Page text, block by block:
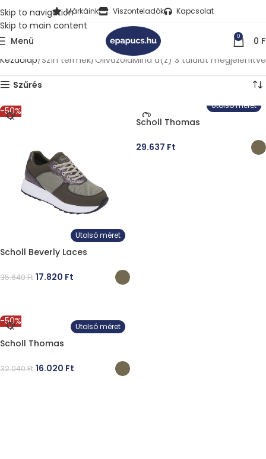
Skip to navigation
Skip to main content
Márkáink Viszonteladók Kapcsolat
Menü 0 0
Kezdőlap Szín termék OlivazöldMind a(z) 3 találat megjelenítve
Szűrés
-50%
Utolsó méret
Scholl Beverly Laces
35.640Ft 17.820 Ft
Utolsó méret
Scholl Thomas
29.637 Ft
-50% Utolsó méret
Scholl Thomas
32.040Ft 16.020 Ft